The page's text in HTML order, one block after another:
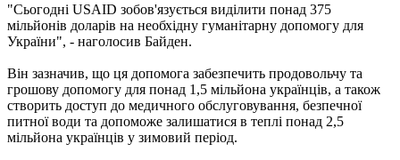
"Сьогодні USAID зобов'язується виділити понад 375
мільйонів доларів на необхідну гуманітарну допомогу для
України", - наголосив Байден.
Він зазначив, що ця допомога забезпечить продовольчу та
грошову допомогу для понад 1,5 мільйона українців, а також
створить доступ до медичного обслуговування, безпечної
питної води та допоможе залишатися в теплі понад 2,5
мільйона українців у зимовий період.